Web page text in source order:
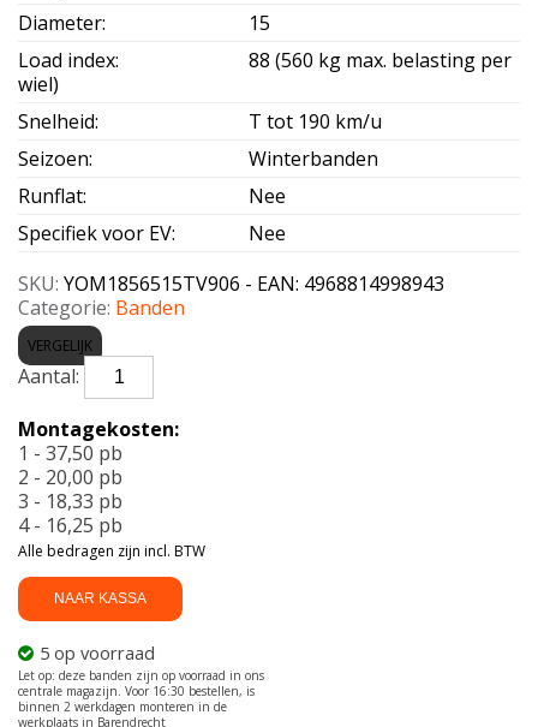
Diameter:
15
Load index:
88 (560 kg max. belasting per
wiel)
Snelheid:
T tot 190 km/u
Seizoen:
Winterbanden
Runflat:
Nee
Specifiek voor EV:
Nee
SKU: YOM1856515TV906 - EAN: 4968814998943
Categorie: Banden
VERGELIJK
YOKOHAMA-
V906
185/65
R15
88T
aantal
NAAR KASSA
5 op voorraad
Montagekosten:
1 - 37,50 pb
2 - 20,00 pb
3 - 18,33 pb
4 - 16,25 pb
Alle bedragen zijn incl. BTW